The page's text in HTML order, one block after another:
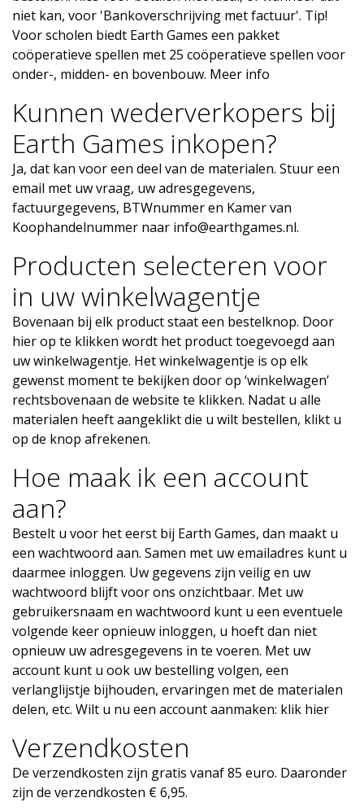
niet kan, voor 'Bankoverschrijving met factuur'. Tip!
Voor scholen biedt Earth Games een pakket
coöperatieve spellen met 25 coöperatieve spellen voor
onder-, midden- en bovenbouw. Meer info
Kunnen wederverkopers bij
Earth Games inkopen?
Ja, dat kan voor een deel van de materialen. Stuur een
email met uw vraag, uw adresgegevens,
factuurgegevens, BTWnummer en Kamer van
Koophandelnummer naar info@earthgames.nl.
Producten selecteren voor
in uw winkelwagentje
Bovenaan bij elk product staat een bestelknop. Door
hier op te klikken wordt het product toegevoegd aan
uw winkelwagentje. Het winkelwagentje is op elk
gewenst moment te bekijken door op ‘winkelwagen’
rechtsbovenaan de website te klikken. Nadat u alle
materialen heeft aangeklikt die u wilt bestellen, klikt u
op de knop afrekenen.
Hoe maak ik een account
aan?
Bestelt u voor het eerst bij Earth Games, dan maakt u
een wachtwoord aan. Samen met uw emailadres kunt u
daarmee inloggen. Uw gegevens zijn veilig en uw
wachtwoord blijft voor ons onzichtbaar. Met uw
gebruikersnaam en wachtwoord kunt u een eventuele
volgende keer opnieuw inloggen, u hoeft dan niet
opnieuw uw adresgegevens in te voeren. Met uw
account kunt u ook uw bestelling volgen, een
verlanglijstje bijhouden, ervaringen met de materialen
delen, etc. Wilt u nu een account aanmaken: klik hier
Verzendkosten
De verzendkosten zijn gratis vanaf 85 euro. Daaronder
zijn de verzendkosten € 6,95.